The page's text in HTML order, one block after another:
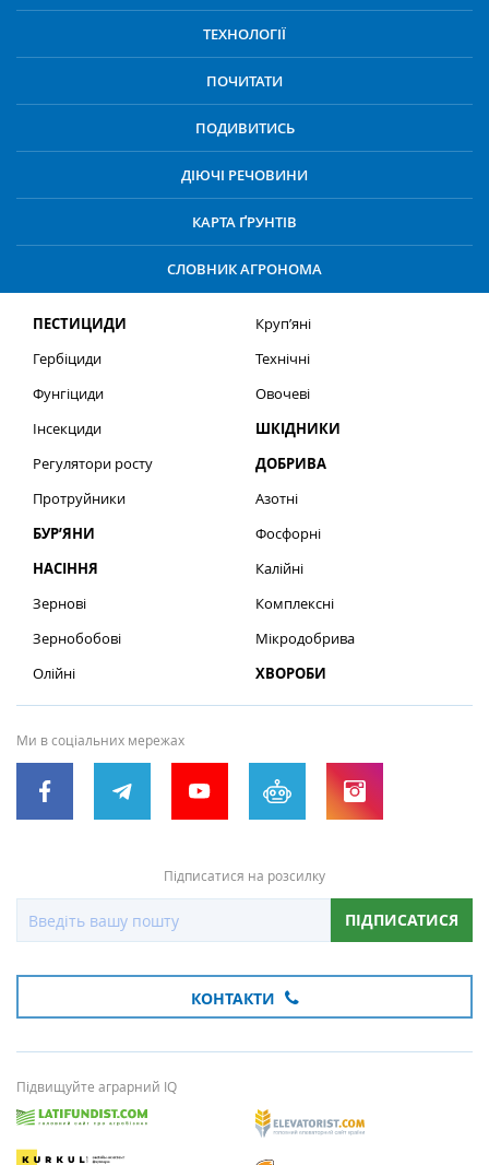
ТЕХНОЛОГІЇ
ПОЧИТАТИ
ПОДИВИТИСЬ
ДІЮЧІ РЕЧОВИНИ
КАРТА ҐРУНТІВ
СЛОВНИК АГРОНОМА
ПЕСТИЦИДИ
Гербіциди
Фунгіциди
Інсекциди
Регулятори росту
Протруйники
БУР’ЯНИ
НАСІННЯ
Зернові
Зернобобові
Олійні
Круп’яні
Технічні
Овочеві
ШКІДНИКИ
ДОБРИВА
Азотні
Фосфорні
Калійні
Комплексні
Мікродобрива
ХВОРОБИ
Ми в соціальних мережах
Підписатися на розсилку
ПІДПИСАТИСЯ
КОНТАКТИ
Підвищуйте аграрний IQ